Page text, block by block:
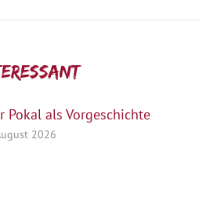
Pokal als Vorgeschichte
2026